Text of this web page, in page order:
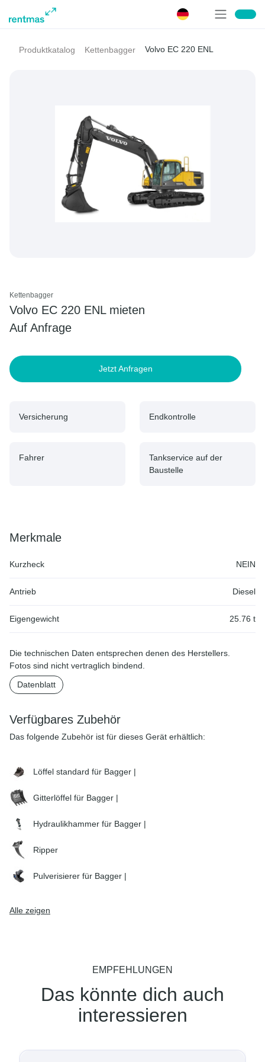
Produktkatalog Kettenbagger Volvo EC 220 ENL
Kettenbagger
Volvo EC 220 ENL mieten
Auf Anfrage
Jetzt Anfragen
Versicherung Endkontrolle
Fahrer
Tankservice auf der
Baustelle
Merkmale
Kurzheck NEIN
Antrieb Diesel
Eigengewicht 25.76 t
Die technischen Daten entsprechen denen des Herstellers.
Fotos sind nicht vertraglich bindend.
Datenblatt
Verfügbares Zubehör
Das folgende Zubehör ist für dieses Gerät erhältlich:
Löffel standard für Bagger |
Gitterlöffel für Bagger |
Hydraulikhammer für Bagger |
Ripper
Pulverisierer für Bagger |
Alle zeigen
EMPFEHLUNGEN
Das könnte dich auch
interessieren